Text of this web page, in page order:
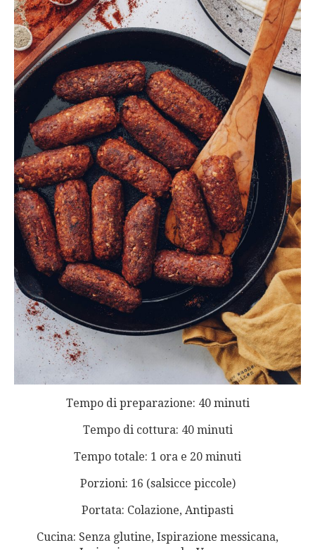
Tempo di preparazione: 40 minuti
Tempo di cottura: 40 minuti
Tempo totale: 1 ora e 20 minuti
Porzioni: 16 (salsicce piccole)
Portata: Colazione, Antipasti
Cucina: Senza glutine, Ispirazione messicana,